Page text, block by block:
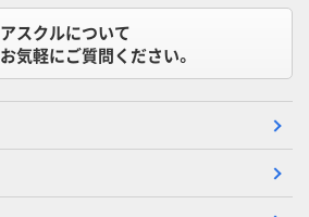
アスクルについて
お気軽にご質問ください。